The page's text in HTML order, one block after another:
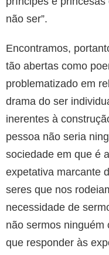
não ser”.
Encontramos,
tão abertas como
problematizado em
drama do ser
inerentes à
pessoa não seria
sociedade em que é
expetativa marcante
seres que nos
necessidade de
não sermos ninguém
que responder às